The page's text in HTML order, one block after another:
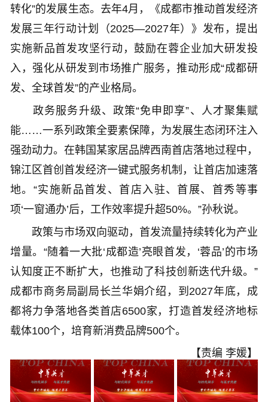
转化”的发展生态。去年4月，《成都市推动首发经济
发展三年行动计划（2025—2027年）》发布，提出
实施新品首发攻坚行动，鼓励在蓉企业加大研发投
入，强化从研发到市场推广服务，推动形成“成都研
发、全球首发”的产业格局。
政务服务升级、政策“免申即享”、人才聚集赋
能……一系列政策全要素保障，为发展生态闭环注入
强劲动力。在韩国某家居品牌西南首店落地过程中，
锦江区首创首发经济一键式服务机制，让首店加速落
地。“实施新品首发、首店入驻、首展、首秀等事
项‘一窗通办’后，工作效率提升超50%。”孙秋说。
政策与市场双向驱动，首发流量持续转化为产业
增量。“随着一大批‘成都造’亮眼首发，‘蓉品’的市场
认知度正不断扩大，也推动了科技创新迭代升级。”
成都市商务局副局长兰华娟介绍，到2027年底，成
都将力争落地各类首店6500家，打造首发经济地标
载体100个，培育新消费品牌500个。
【责编 李媛】